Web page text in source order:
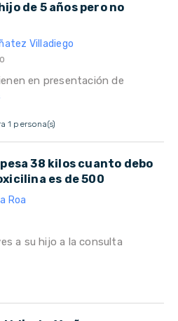
de 5 años pero no
Villadiego
en presentación de
1 persona(s)
38 kilos cuanto debo
es de 500
Roa
a su hijo a la consulta